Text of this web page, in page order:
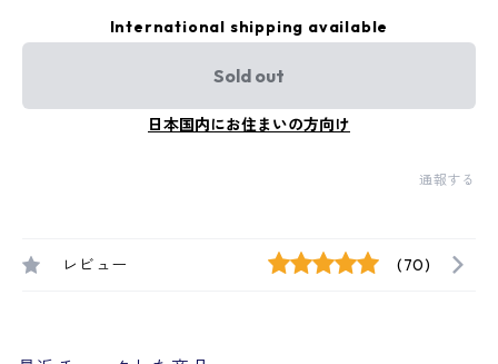
International shipping available
Sold out
日本国内にお住まいの方向け
通報する
レビュー (70)